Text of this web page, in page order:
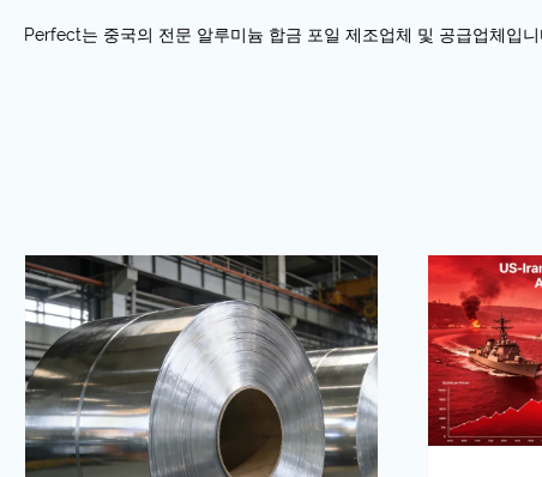
Perfect는 중국의 전문 알루미늄 합금 포일 제조업체 및 공급업체입